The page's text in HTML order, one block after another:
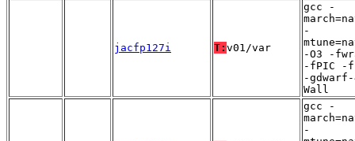
jacfp127i T: v01/var
gcc -
-
-O3 -
-fPIC -
-
Wall
gcc -
-